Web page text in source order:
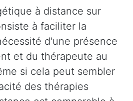
à distance sur
à faciliter la
d'une présence
et du thérapeute au
si cela peut sembler
des thérapies